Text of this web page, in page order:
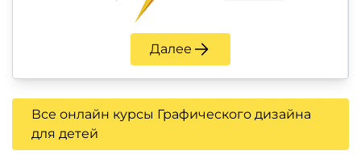
Далее
Все онлайн курсы Графического дизайна
для детей